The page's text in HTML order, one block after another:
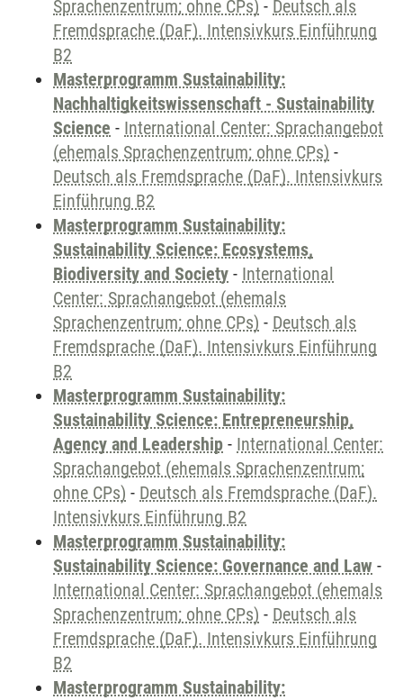
Sprachenzentrum; ohne CPs) - Deutsch als
Fremdsprache (DaF). Intensivkurs Einführung
B2
Masterprogramm Sustainability:
Nachhaltigkeitswissenschaft - Sustainability
Science - International Center: Sprachangebot
(ehemals Sprachenzentrum; ohne CPs) -
Deutsch als Fremdsprache (DaF). Intensivkurs
Einführung B2
Masterprogramm Sustainability:
Sustainability Science: Ecosystems,
Biodiversity and Society - International
Center: Sprachangebot (ehemals
Sprachenzentrum; ohne CPs) - Deutsch als
Fremdsprache (DaF). Intensivkurs Einführung
B2
Masterprogramm Sustainability:
Sustainability Science: Entrepreneurship,
Agency and Leadership - International Center:
Sprachangebot (ehemals Sprachenzentrum;
ohne CPs) - Deutsch als Fremdsprache (DaF).
Intensivkurs Einführung B2
Masterprogramm Sustainability:
Sustainability Science: Governance and Law -
International Center: Sprachangebot (ehemals
Sprachenzentrum; ohne CPs) - Deutsch als
Fremdsprache (DaF). Intensivkurs Einführung
B2
Masterprogramm Sustainability: